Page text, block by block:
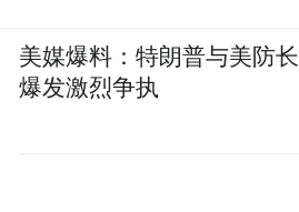
美媒爆料：特朗普与美防长
爆发激烈争执